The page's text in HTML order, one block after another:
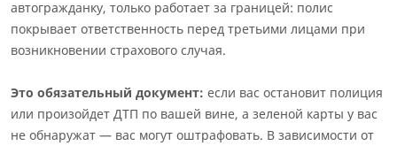
автогражданку, только работает за границей: полис
покрывает ответственность перед третьими лицами при
возникновении страхового случая.
Это обязательный документ: если вас остановит полиция
или произойдет ДТП по вашей вине, а зеленой карты у вас
не обнаружат — вас могут оштрафовать. В зависимости от